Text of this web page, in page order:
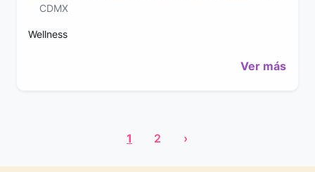
CDMX
Wellness
Ver más
1 2 ›